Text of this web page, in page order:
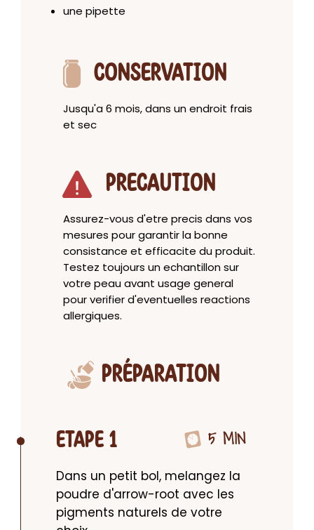
une pipette
CONSERVATION
Jusqu'a 6 mois, dans un endroit frais
et sec
PRECAUTION
Assurez-vous d'etre precis dans vos
mesures pour garantir la bonne
consistance et efficacite du produit.
Testez toujours un echantillon sur
votre peau avant usage general
pour verifier d'eventuelles reactions
allergiques.
PRÉPARATION
ETAPE 1 5 MIN
Dans un petit bol, melangez la
poudre d'arrow-root avec les
pigments naturels de votre